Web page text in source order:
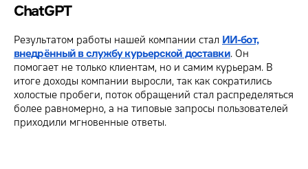
ChatGPT
Результатом работы нашей компании стал ИИ-бот,
внедрённый в службу курьерской доставки. Он
помогает не только клиентам, но и самим курьерам. В
итоге доходы компании выросли, так как сократились
холостые пробеги, поток обращений стал распределяться
более равномерно, а на типовые запросы пользователей
приходили мгновенные ответы.